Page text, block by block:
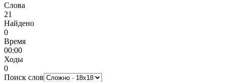
Слова
21
Найдено
0
Время
00:00
Ходы
0
Поиск слов